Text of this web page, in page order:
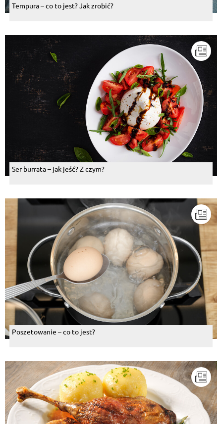
Tempura – co to jest? Jak zrobić?
Ser burrata – jak jeść? Z czym?
Poszetowanie – co to jest?